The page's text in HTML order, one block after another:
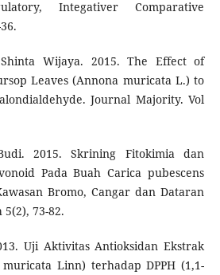
Integativer Comparative
Wijaya. 2015. The Effect of
Leaves (Annona muricata L.) to
Journal Majority. Vol
2015. Skrining Fitokimia dan
Pada Buah Carica pubescens
Bromo, Cangar dan Dataran
73-82.
Uji Aktivitas Antioksidan Ekstrak
Linn) terhadap DPPH (1,1-